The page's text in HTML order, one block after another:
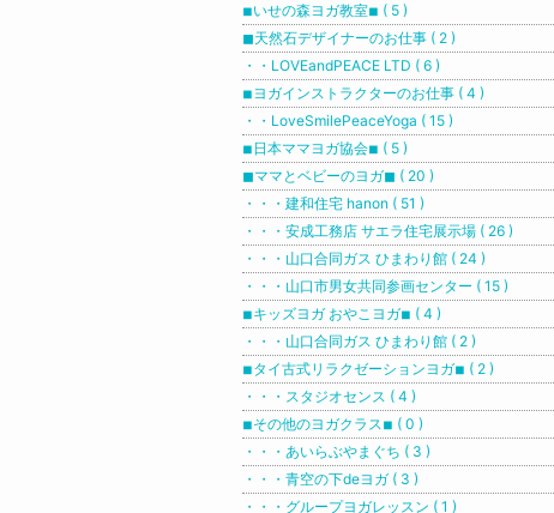
◾︎いせの森ヨガ教室◾︎ ( 5 )
◼︎天然石デザイナーのお仕事 ( 2 )
・・LOVEandPEACE LTD ( 6 )
◾︎ヨガインストラクターのお仕事 ( 4 )
・・LoveSmilePeaceYoga ( 15 )
◾︎日本ママヨガ協会◾︎ ( 5 )
◼︎ママとベビーのヨガ◼︎ ( 20 )
・・・建和住宅 hanon ( 51 )
・・・安成工務店 サエラ住宅展示場 ( 26 )
・・・山口合同ガス ひまわり館 ( 24 )
・・・山口市男女共同参画センター ( 15 )
◾︎キッズヨガ おやこヨガ◾︎ ( 4 )
・・・山口合同ガス ひまわり館 ( 2 )
◾︎タイ古式リラクゼーションヨガ◾︎ ( 2 )
・・・スタジオセンス ( 4 )
◾︎その他のヨガクラス◾︎ ( 0 )
・・・あいらぶやまぐち ( 3 )
・・・青空の下deヨガ ( 3 )
・・・グループヨガレッスン ( 1 )